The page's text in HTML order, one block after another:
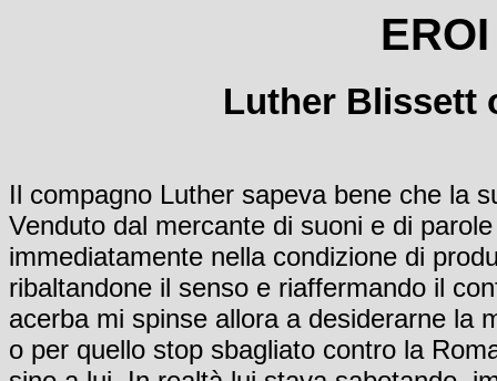
Luther Blissett
Il compagno Luther sapeva bene che la
Venduto dal mercante di suoni e di
immediatamente nella condizione di
ribaltandone il senso e riaffermando il
acerba mi spinse allora a desiderarne la
o per quello stop sbagliato contro la